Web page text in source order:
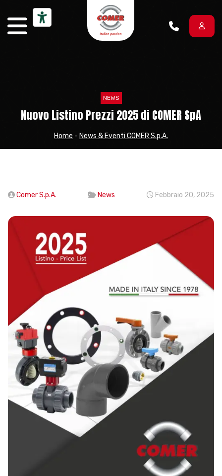
NEWS
Nuovo Listino Prezzi 2025 di COMER SpA
Home - News & Eventi COMER S.p.A.
Comer S.p.A. News Febbraio 20, 2025